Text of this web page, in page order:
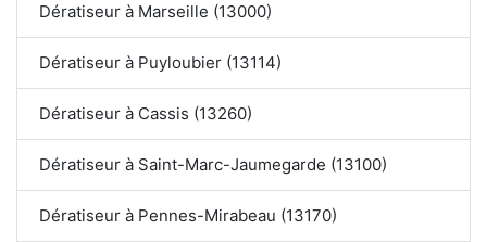
Dératiseur à Marseille (13000)
Dératiseur à Puyloubier (13114)
Dératiseur à Cassis (13260)
Dératiseur à Saint-Marc-Jaumegarde (13100)
Dératiseur à Pennes-Mirabeau (13170)